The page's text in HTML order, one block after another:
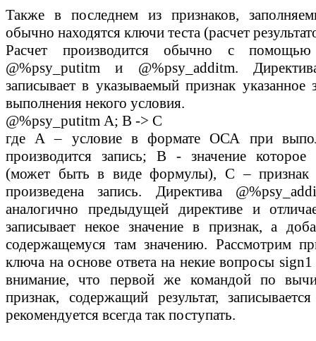
Также в последнем из признаков,
обычно находятся ключи теста (расчет
Расчет производится обычно с
@%psy_putitm и @%psy_additm.
записывает в указываемый признак указанное
выполнения некого условия.
@%psy_putitm А; B -> C
где А – условие в формате ОСА при
производится запись; B - значение которое
(может быть в виде формулы), С – признак
произведена запись. Директива
аналогично предыдущей директиве и
записывает некое значение в признак, а
содержащемуся там значению. Рассмотрим
ключа на основе ответа на некие вопросы
внимание, что первой же командой по
признак, содержащий результат,
рекомендуется всегда так поступать.